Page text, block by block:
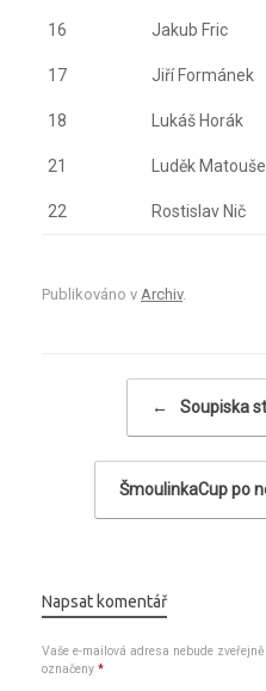
16 Jakub Fric
17 Jiří Formánek
18 Lukáš Horák
21 Luděk
22 Rostislav Nič
Publikováno v Archiv.
← Soupiska
ŠmoulinkaCup po
Napsat komentář
Vaše e-mailová adresa nebude
označeny *